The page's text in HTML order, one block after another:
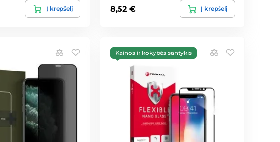
Į krepšelį 8,52 € Į krepšelį
Kainos ir kokybės santykis